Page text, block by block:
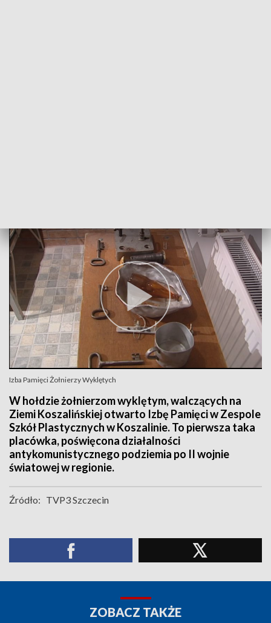
Izba Pamięci Żołnierzy Wyklętych
W hołdzie żołnierzom wyklętym, walczących na
Ziemi Koszalińskiej otwarto Izbę Pamięci w Zespole
Szkół Plastycznych w Koszalinie. To pierwsza taka
placówka, poświęcona działalności
antykomunistycznego podziemia po II wojnie
światowej w regionie.
Źródło: TVP3 Szczecin
ZOBACZ TAKŻE